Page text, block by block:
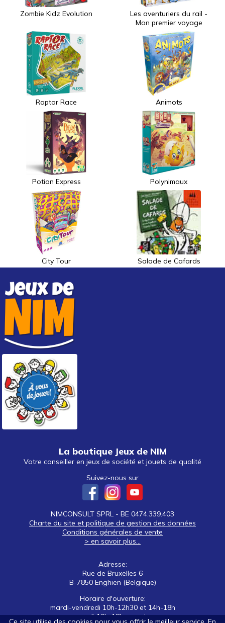
Zombie Kidz Evolution
Les aventuriers du rail -
Mon premier voyage
Raptor Race Animots
Potion Express Polynimaux
City Tour Salade de Cafards
La boutique Jeux de NIM
Votre conseiller en jeux de société et jouets de qualité
Suivez-nous sur
NIMCONSULT SPRL - BE 0474.339.403
Charte du site et politique de gestion des données
Conditions générales de vente
> en savoir plus...
Adresse:
Rue de Bruxelles 6
B-7850 Enghien (Belgique)
Horaire d'ouverture:
mardi-vendredi 10h-12h30 et 14h-18h
samedi 10h-18h non stop